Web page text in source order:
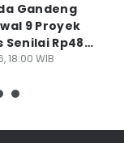
Gandeng
9 Proyek
Rp48
18:00 WIB